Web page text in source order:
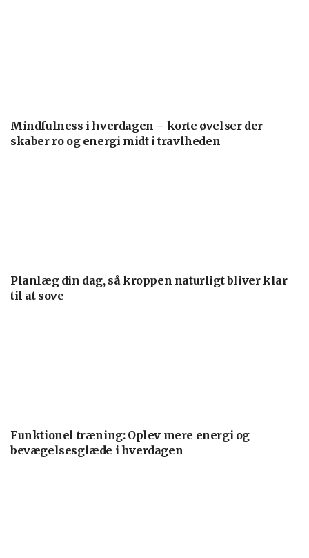
Mindfulness i hverdagen – korte øvelser der
skaber ro og energi midt i travlheden
Planlæg din dag, så kroppen naturligt bliver klar
til at sove
Funktionel træning: Oplev mere energi og
bevægelsesglæde i hverdagen